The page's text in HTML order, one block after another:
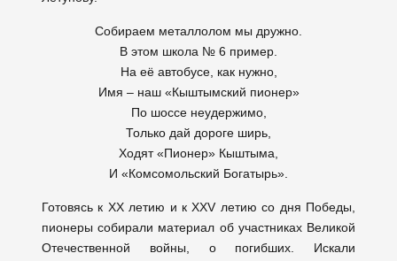
Собираем металлолом мы дружно.
В этом школа № 6 пример.
На её автобусе, как нужно,
Имя – наш «Кыштымский пионер»
По шоссе неудержимо,
Только дай дороге ширь,
Ходят «Пионер» Кыштыма,
И «Комсомольский Богатырь».
Готовясь к ХХ летию и к XXV летию со дня Победы,
пионеры собирали материал об участниках Великой
Отечественной войны, о погибших. Искали